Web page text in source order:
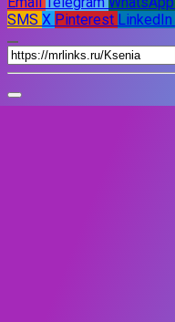
SMS X Pinterest LinkedIn